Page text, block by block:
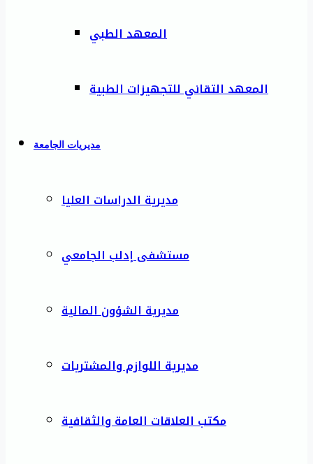
المعهد الطبي
المعهد التقاني للتجهيزات الطبية
مديريات الجامعة
مديرية الدراسات العليا
مستشفى إدلب الجامعي
مديرية الشؤون المالية
مديرية اللوازم والمشتريات
مكتب العلاقات العامة والثقافية